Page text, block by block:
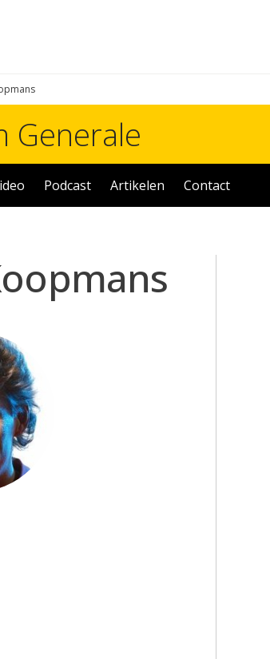
Generale
Podcast Artikelen Contact